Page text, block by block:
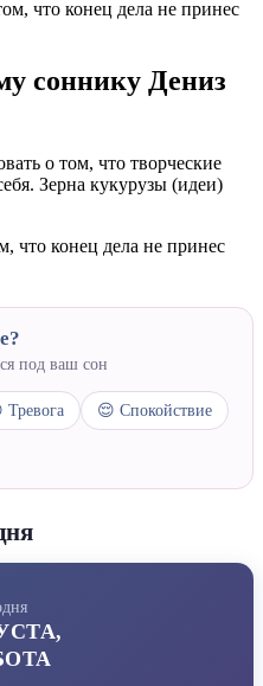
что конец дела не принес
соннику Дениз
о том, что творческие
Зерна кукурузы (идеи)
что конец дела не принес
под ваш сон
Тревога 😌 Спокойствие